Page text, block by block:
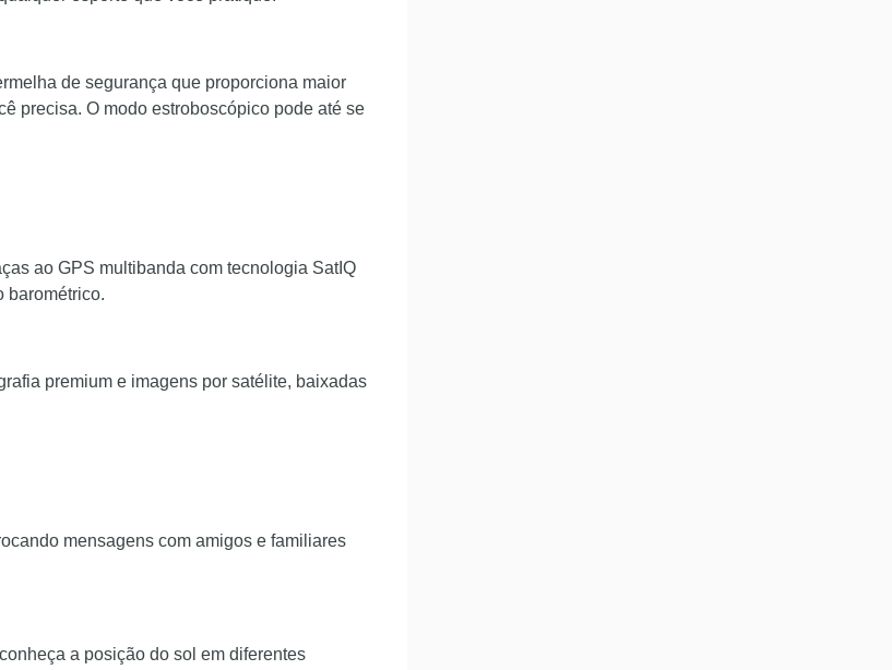
de segurança que proporciona maior
precisa. O modo estroboscópico pode até se
ao GPS multibanda com tecnologia SatIQ
barométrico.
premium e imagens por satélite, baixadas
mensagens com amigos e familiares
a posição do sol em diferentes